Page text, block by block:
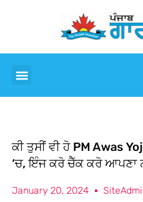
ਕੀ ਤੁਸੀਂ ਵੀ ਹੋ PM Awas
‘ਚ, ਇੰਜ ਕਰੋ ਚੈੱਕ ਕਰੋ ਆਪਣਾ
January 20, 2024